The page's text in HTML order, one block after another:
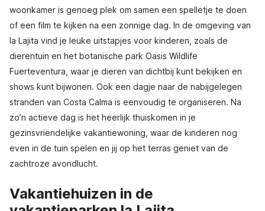
woonkamer is genoeg plek om samen een spelletje te doen
of een film te kijken na een zonnige dag. In de omgeving van
la Lajita vind je leuke uitstapjes voor kinderen, zoals de
dierentuin en het botanische park Oasis Wildlife
Fuerteventura, waar je dieren van dichtbij kunt bekijken en
shows kunt bijwonen. Ook een dagje naar de nabijgelegen
stranden van Costa Calma is eenvoudig te organiseren. Na
zo’n actieve dag is het heerlijk thuiskomen in je
gezinsvriendelijke vakantiewoning, waar de kinderen nog
even in de tuin spelen en jij op het terras geniet van de
zachtroze avondlucht.
Vakantiehuizen in de